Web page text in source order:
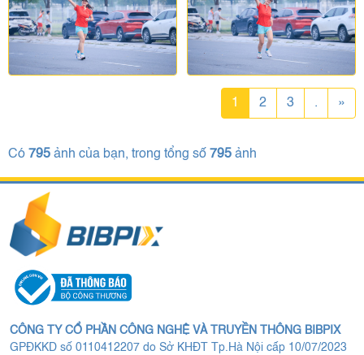
1 2 3 . »
Có 795 ảnh của bạn, trong tổng số 795 ảnh
CÔNG TY CỔ PHẦN CÔNG NGHỆ VÀ TRUYỀN THÔNG BIBPIX
GPĐKKD số 0110412207 do Sở KHĐT Tp.Hà Nội cấp 10/07/2023